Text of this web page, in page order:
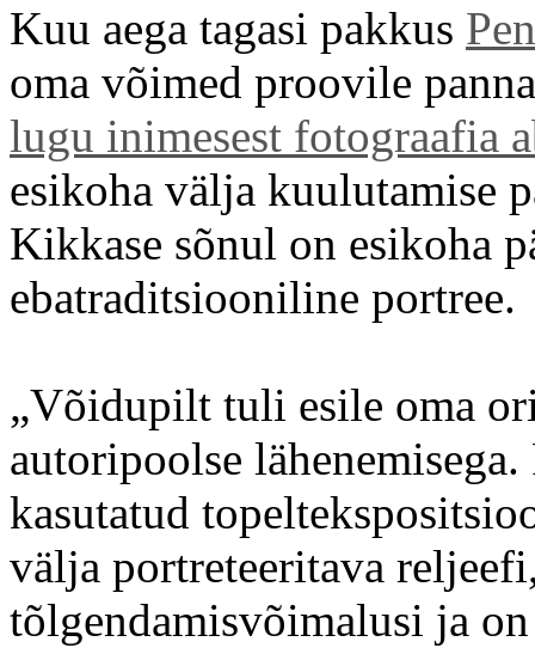
Kuu aega tagasi pakkus
oma võimed proovile
lugu inimesest fotograafia
esikoha välja kuulutamise
Kikkase sõnul on esikoha
ebatraditsiooniline portree.
„Võidupilt tuli esile oma
autoripoolse
kasutatud
välja portreteeritava
tõlgendamisvõimalusi ja